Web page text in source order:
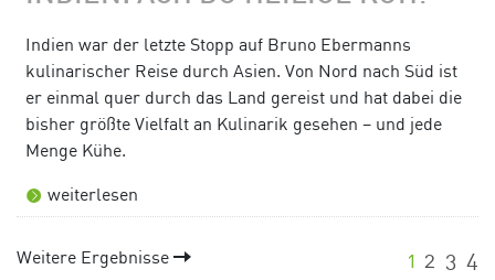
Indien war der letzte Stopp auf Bruno Ebermanns
kulinarischer Reise durch Asien. Von Nord nach Süd ist
er einmal quer durch das Land gereist und hat dabei die
bisher größte Vielfalt an Kulinarik gesehen – und jede
Menge Kühe.
weiterlesen
Weitere Ergebnisse 1 2 3 4